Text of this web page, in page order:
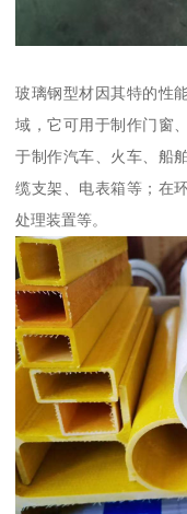
玻璃钢型材因其特的性
域，它可用于制作门窗
于制作汽车、火车、船
缆支架、电表箱等；在
处理装置等。